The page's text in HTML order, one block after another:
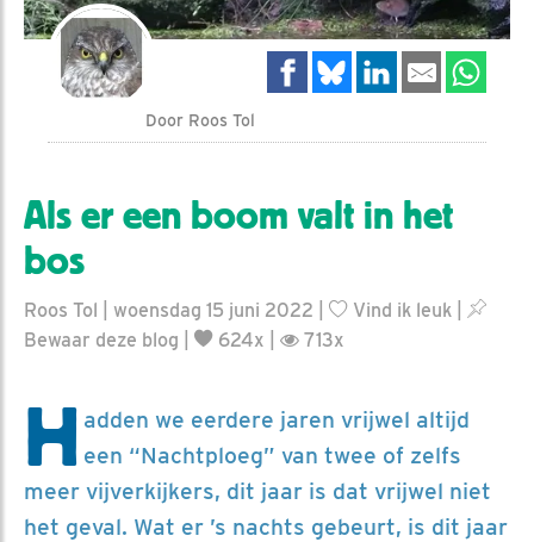
Door Roos Tol
Als er een boom valt in het
bos
Roos Tol | woensdag 15 juni 2022 | Vind ik leuk
Bewaar deze blog
624x | 713x
H adden we eerdere jaren vrijwel altijd
een “Nachtploeg” van twee of zelfs
meer vijverkijkers, dit jaar is dat vrijwel niet
het geval. Wat er ’s nachts gebeurt, is dit jaar